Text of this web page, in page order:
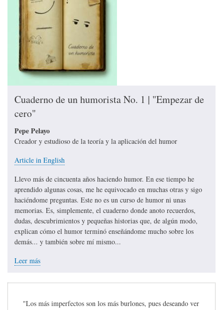
Cuaderno de un humorista No. 1 | "Empezar de
cero"
Pepe Pelayo
Creador y estudioso de la teoría y la aplicación del humor
Article in English
Llevo más de cincuenta años haciendo humor. En ese tiempo he
aprendido algunas cosas, me he equivocado en muchas otras y sigo
haciéndome preguntas. Este no es un curso de humor ni unas
memorias. Es, simplemente, el cuaderno donde anoto recuerdos,
dudas, descubrimientos y pequeñas historias que, de algún modo,
explican cómo el humor terminó enseñándome mucho sobre los
demás... y también sobre mí mismo...
Leer más
"Los más imperfectos son los más burlones, pues deseando ver